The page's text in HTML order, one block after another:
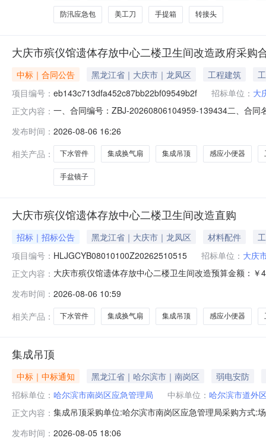
防汛应急包 美工刀 手提箱 转接头
大庆市殡仪馆遗体存放中心二楼卫生间改造政府采购
中标｜合同公告 黑龙江省｜大庆市｜龙凤区 工程建筑
项目编号： eb143c713dfa452c87bb22bf09549b2f 招标单位： 大
正文内容： 一、合同编号：ZBJ-20260806104959-139434二、合
龙江省大庆市龙凤区昌升国际商贸城03-06号商服楼8号
发布时间： 2026-08-06 16:26
相关产品：
下水管件 集成换气扇 集成吊顶 感应小便器
手盆镜子
大庆市殡仪馆遗体存放中心二楼卫生间改造直购
招标｜招标公告 黑龙江省｜大庆市｜龙凤区 材料配件
项目编号： HLJGCYB08010100Z20262510515 招标单位： 大庆
正文内容： 大庆市殡仪馆遗体存放中心二楼卫生间改造预算金额：
尺寸30cm*60cm，普通硅酸盐水泥.结实耐用地砖
发布时间： 2026-08-06 10:59
相关产品：
下水管件 集成换气扇 集成吊顶 感应小便器
集成吊顶
中标｜中标通知 黑龙江省｜哈尔滨市｜南岗区
弱电安防
招标单位： 哈尔滨市南岗区应急管理局 中标单位： 哈尔滨市道外
正文内容： 集成吊顶采购单位:哈尔滨市南岗区应急管理局采购方式:
发布时间： 2026-08-05 18:06